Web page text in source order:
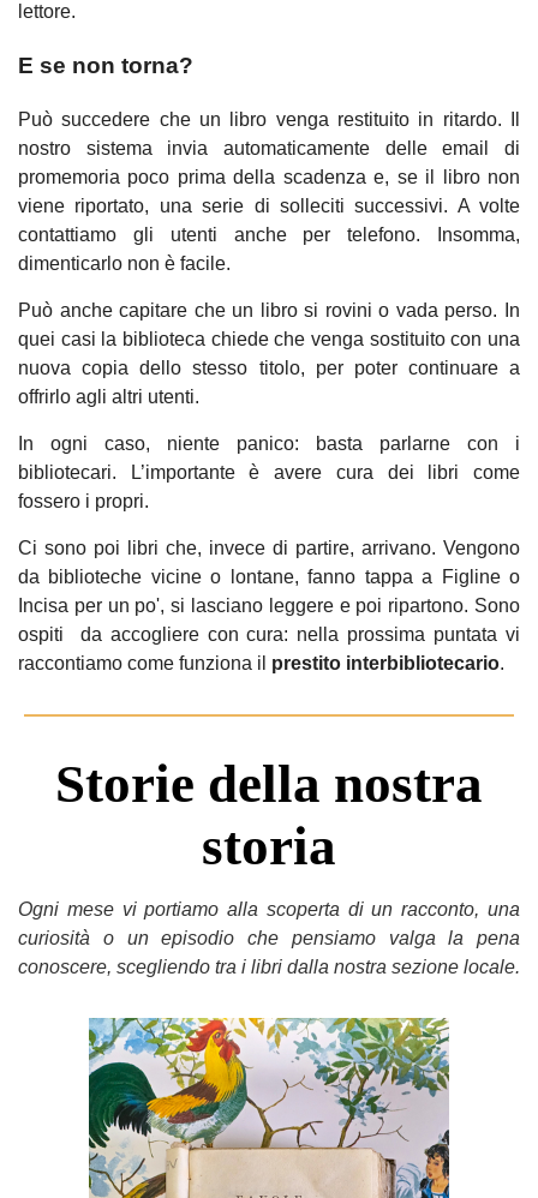
lettore.
E se non torna?
Può succedere che un libro venga restituito in ritardo. Il
nostro sistema invia automaticamente delle email di
promemoria poco prima della scadenza e, se il libro non
viene riportato, una serie di solleciti successivi. A volte
contattiamo gli utenti anche per telefono. Insomma,
dimenticarlo non è facile.
Può anche capitare che un libro si rovini o vada perso. In
quei casi la biblioteca chiede che venga sostituito con una
nuova copia dello stesso titolo, per poter continuare a
offrirlo agli altri utenti.
In ogni caso, niente panico: basta parlarne con i
bibliotecari. L’importante è avere cura dei libri come
fossero i propri.
Ci sono poi libri che, invece di partire, arrivano. Vengono
da biblioteche vicine o lontane, fanno tappa a Figline o
Incisa per un po', si lasciano leggere e poi ripartono. Sono
ospiti da accogliere con cura: nella prossima puntata vi
raccontiamo come funziona il prestito interbibliotecario.
Storie della nostra
storia
Ogni mese vi portiamo alla scoperta di un racconto, una
curiosità o un episodio che pensiamo valga la pena
conoscere, scegliendo tra i libri dalla nostra sezione locale.